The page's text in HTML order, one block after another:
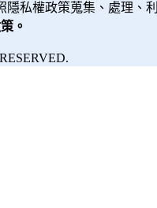
私權政策蒐集、處理、
。